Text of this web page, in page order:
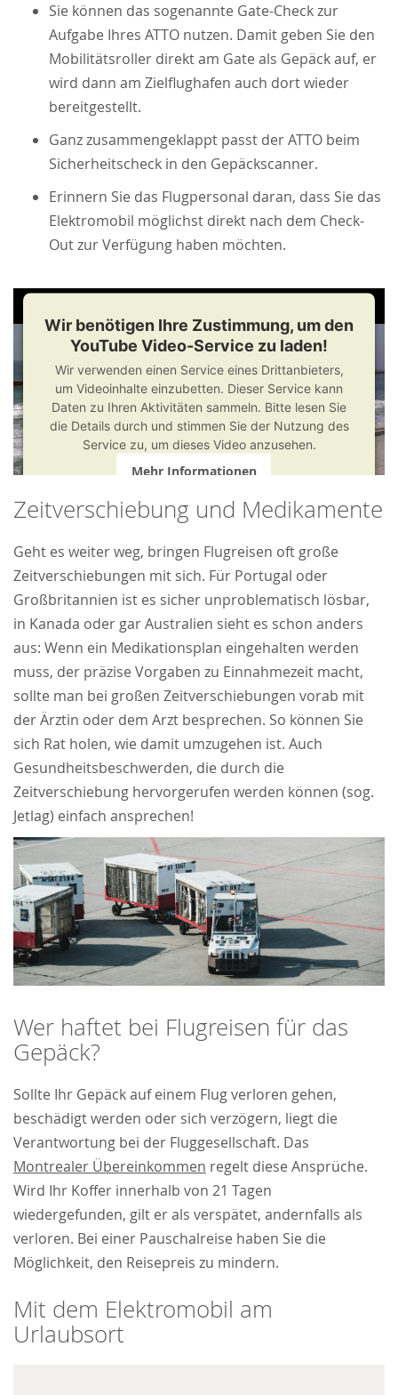
Sie können das sogenannte Gate-Check zur
Aufgabe Ihres ATTO nutzen. Damit geben Sie den
Mobilitätsroller direkt am Gate als Gepäck auf, er
wird dann am Zielflughafen auch dort wieder
bereitgestellt.
Ganz zusammengeklappt passt der ATTO beim
Sicherheitscheck in den Gepäckscanner.
Erinnern Sie das Flugpersonal daran, dass Sie das
Elektromobil möglichst direkt nach dem Check-
Out zur Verfügung haben möchten.
Wir benötigen Ihre Zustimmung, um den
YouTube Video-Service zu laden!
Wir verwenden einen Service eines Drittanbieters,
um Videoinhalte einzubetten. Dieser Service kann
Daten zu Ihren Aktivitäten sammeln. Bitte lesen Sie
die Details durch und stimmen Sie der Nutzung des
Service zu, um dieses Video anzusehen.
Mehr Informationen
Akzeptieren
Platform&Trusted Shops
Zeitverschiebung und Medikamente
Geht es weiter weg, bringen Flugreisen oft große
Zeitverschiebungen mit sich. Für Portugal oder
Großbritannien ist es sicher unproblematisch lösbar,
in Kanada oder gar Australien sieht es schon anders
aus: Wenn ein Medikationsplan eingehalten werden
muss, der präzise Vorgaben zu Einnahmezeit macht,
sollte man bei großen Zeitverschiebungen vorab mit
der Ärztin oder dem Arzt besprechen. So können Sie
sich Rat holen, wie damit umzugehen ist. Auch
Gesundheitsbeschwerden, die durch die
Zeitverschiebung hervorgerufen werden können (sog.
Jetlag) einfach ansprechen!
Wer haftet bei Flugreisen für das
Gepäck?
Sollte Ihr Gepäck auf einem Flug verloren gehen,
beschädigt werden oder sich verzögern, liegt die
Verantwortung bei der Fluggesellschaft. Das
Montrealer Übereinkommen regelt diese Ansprüche.
Wird Ihr Koffer innerhalb von 21 Tagen
wiedergefunden, gilt er als verspätet, andernfalls als
verloren. Bei einer Pauschalreise haben Sie die
Möglichkeit, den Reisepreis zu mindern.
Mit dem Elektromobil am
Urlaubsort